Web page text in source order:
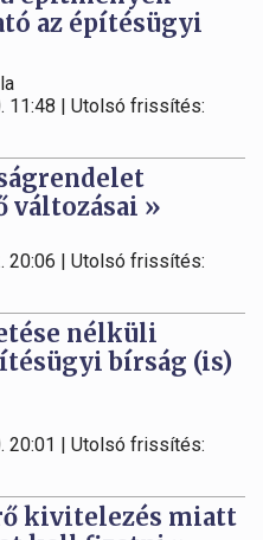
az építésügyi
11:48 | Utolsó frissítés:
változásai »
20:06 | Utolsó frissítés:
nélküli
bírság (is)
20:01 | Utolsó frissítés:
kivitelezés miatt